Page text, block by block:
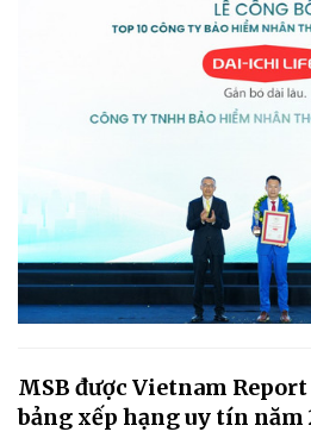
MSB được Vietnam
bảng xếp hạng uy tín năm